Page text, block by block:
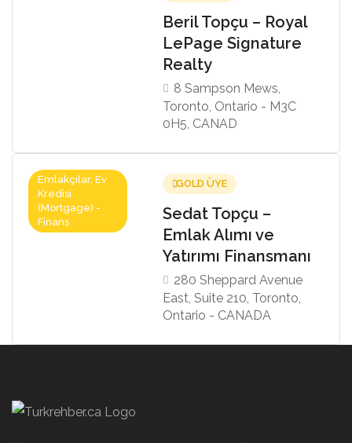
Beril Topçu – Royal
LePage Signature
Realty
8 Sampson Mews,
Toronto, Ontario - M3C
0H5, CANAD
Emlakçılar, Ev
Kredisi
(Mortgage) -
Finans
GOLD ÜYE
Sedat Topçu –
Emlak Alımı ve
Yatırımı Finansmanı
280 Sheppard Avenue
East, Suite 210, Toronto,
Ontario - CANADA